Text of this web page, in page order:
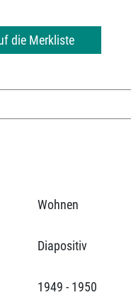
die Merkliste
Wohnen
Diapositiv
1949 - 1950